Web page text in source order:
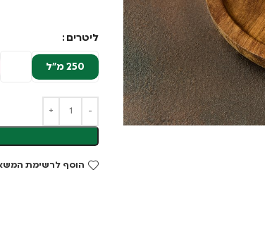
ליטרים
250 מ"ל
הוסף לרשימת